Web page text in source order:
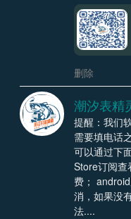
删除
潮汐表精
提醒：我们
需要填电话
可以通过下
Store订阅查
费；
消，如果没
法....